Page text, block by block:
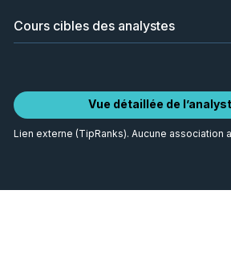
Cours cibles des analystes
Vue détaillée de
Lien externe (TipRanks). Aucune association